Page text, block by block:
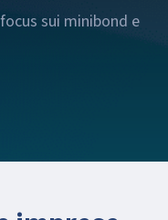
sui minibond e